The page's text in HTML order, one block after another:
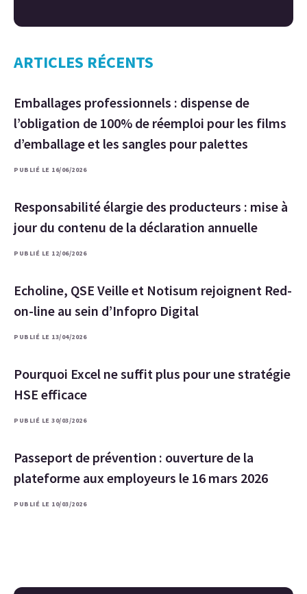
ARTICLES RÉCENTS
Emballages professionnels : dispense de
l’obligation de 100% de réemploi pour les films
d’emballage et les sangles pour palettes
PUBLIÉ LE 16/06/2026
Responsabilité élargie des producteurs : mise à
jour du contenu de la déclaration annuelle
PUBLIÉ LE 12/06/2026
Echoline, QSE Veille et Notisum rejoignent Red-
on-line au sein d’Infopro Digital
PUBLIÉ LE 13/04/2026
Pourquoi Excel ne suffit plus pour une stratégie
HSE efficace
PUBLIÉ LE 30/03/2026
Passeport de prévention : ouverture de la
plateforme aux employeurs le 16 mars 2026
PUBLIÉ LE 10/03/2026